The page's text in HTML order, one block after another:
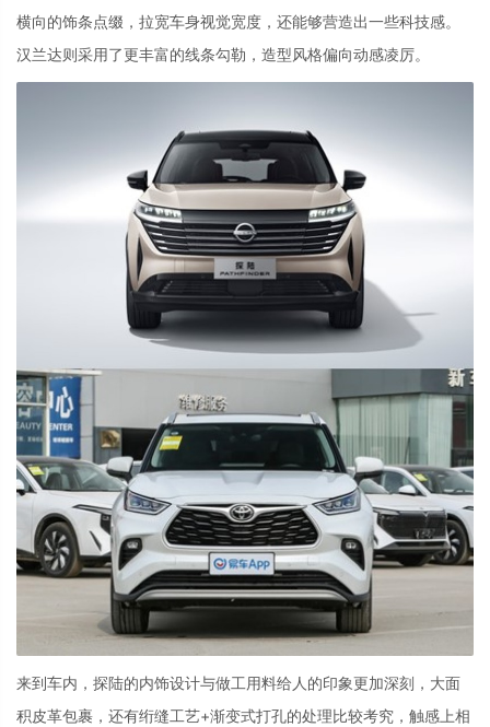
横向的饰条点缀，拉宽车身视觉宽度，还能够营造出一些科技感。
汉兰达则采用了更丰富的线条勾勒，造型风格偏向动感凌厉。
来到车内，探陆的内饰设计与做工用料给人的印象更加深刻，大面
积皮革包裹，还有绗缝工艺+渐变式打孔的处理比较考究，触感上相